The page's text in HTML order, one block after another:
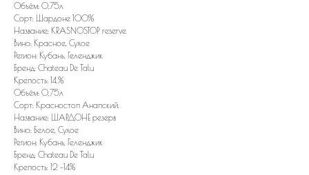
Объём: 0,75л
Сорт: Шардоне 100%
Название: KRASNOSTOP reserve
Вино: Красное, Сухое
Регион: Кубань, Геленджик
Бренд: Chateau De Talu
Крепость: 14.%
Объём: 0,75л
Сорт: Красностоп Анапский.
Название: ШАРДОНЕ резерв
Вино: Белое, Сухое
Регион: Кубань, Геленджик
Бренд: Chateau De Talu
Крепость: 12 -14%